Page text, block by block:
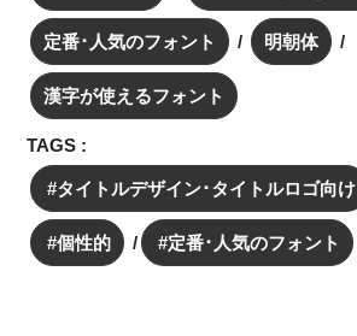
定番･人気のフォント 明朝体
漢字が使えるフォント
TAGS :
タイトルデザイン･タイトルロゴ向け
個性的 定番･人気のフォント